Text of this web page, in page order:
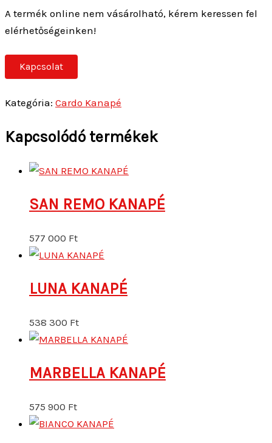
A termék online nem vásárolható, kérem keressen fel
elérhetőségeinken!
Kapcsolat
Kategória: Cardo Kanapé
Kapcsolódó termékek
SAN REMO KANAPÉ
577 000 Ft
LUNA KANAPÉ
538 300 Ft
MARBELLA KANAPÉ
575 900 Ft